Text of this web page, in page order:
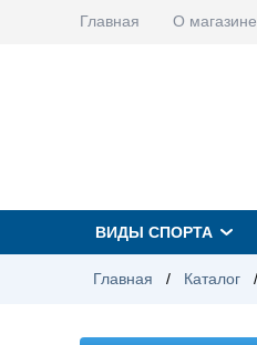
Главная О магазине
ВИДЫ СПОРТА
Главная / Каталог /